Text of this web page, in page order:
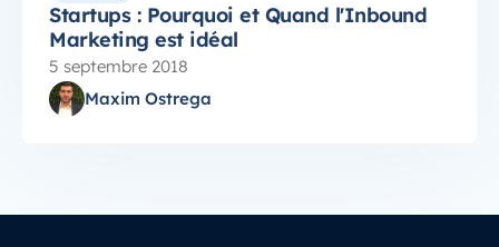
Startups : Pourquoi et Quand l'Inbound
Marketing est idéal
5 septembre 2018
Maxim Ostrega